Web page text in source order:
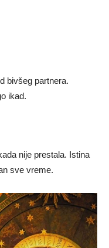
bivšeg partnera.
ikad.
nije prestala. Istina
sve vreme.